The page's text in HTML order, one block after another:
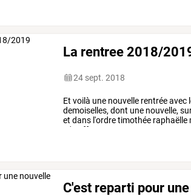
La rentree 2018/
24 sept. 2018
Et voilà une nouvelle rentréeavec
demoiselles, dont une nouvelle,
et dans l'ordretimothée raphaëlle
m'a
offert
C'est reparti pour